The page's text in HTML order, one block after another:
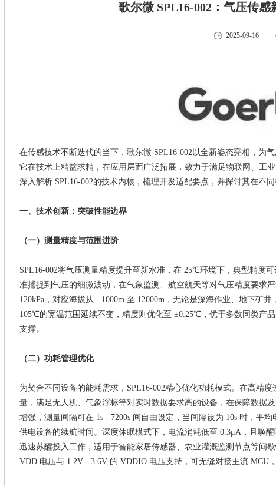
歌尔微 SPL16-002：气压传
2025-09-16
在传感技术不断迭代的当下，歌尔微 SPL16-002以全新姿态亮相，为
它在技术上精益求精，在应用层面广泛拓展，致力于满足物联网、工
深入解析 SPL16-002的技术内核，梳理开发适配要点，并探讨其在不同
一、技术创新：突破性能边界
（一）测量精度与范围进阶
SPL16-002将气压测量精度提升至新水准，在 25℃环境下，典型精度可
准捕捉到气压的细微波动，在气象监测、航空航天等对气压精度要求
120kPa，对应海拔从 - 1000m 至 12000m，无论是深海作业、地下矿
105℃的宽温范围延续不变，精度则优化至 ±0.25℃，优于多数同类产
支撑。
（二）功耗管理优化
为契合不同设备的能耗需求，SPL16-002精心优化功耗模式。在高精度
量，满足无人机、气象浮标等对实时数据要求高的设备，在保障数据
增强，测量间隔可在 1s - 7200s 间自由设定，当间隔设为 10s 时，平
供电设备的续航时间。深度休眠模式下，电流消耗低至 0.3μA，且唤
迅速苏醒投入工作，适用于智能家居传感器、农业灌溉监测节点等间
VDD 电压与 1.2V - 3.6V 的 VDDIO 电压支持，可无缝对接主流 MCU